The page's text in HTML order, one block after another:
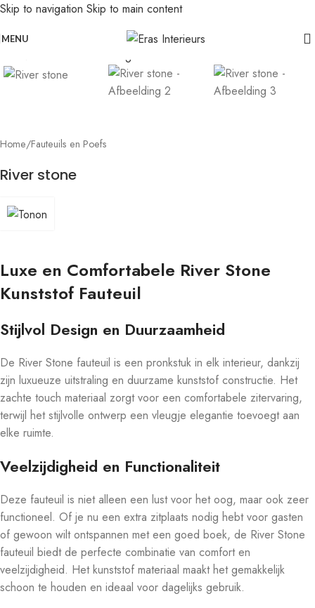
Skip to navigation Skip to main content
MENU
Home/Fauteuils en Poefs
River stone
Luxe en Comfortabele River Stone
Kunststof Fauteuil
Stijlvol Design en Duurzaamheid
De River Stone fauteuil is een pronkstuk in elk interieur, dankzij
zijn luxueuze uitstraling en duurzame kunststof constructie. Het
zachte touch materiaal zorgt voor een comfortabele zitervaring,
terwijl het stijlvolle ontwerp een vleugje elegantie toevoegt aan
elke ruimte.
Veelzijdigheid en Functionaliteit
Deze fauteuil is niet alleen een lust voor het oog, maar ook zeer
functioneel. Of je nu een extra zitplaats nodig hebt voor gasten
of gewoon wilt ontspannen met een goed boek, de River Stone
fauteuil biedt de perfecte combinatie van comfort en
veelzijdigheid. Het kunststof materiaal maakt het gemakkelijk
schoon te houden en ideaal voor dagelijks gebruik.